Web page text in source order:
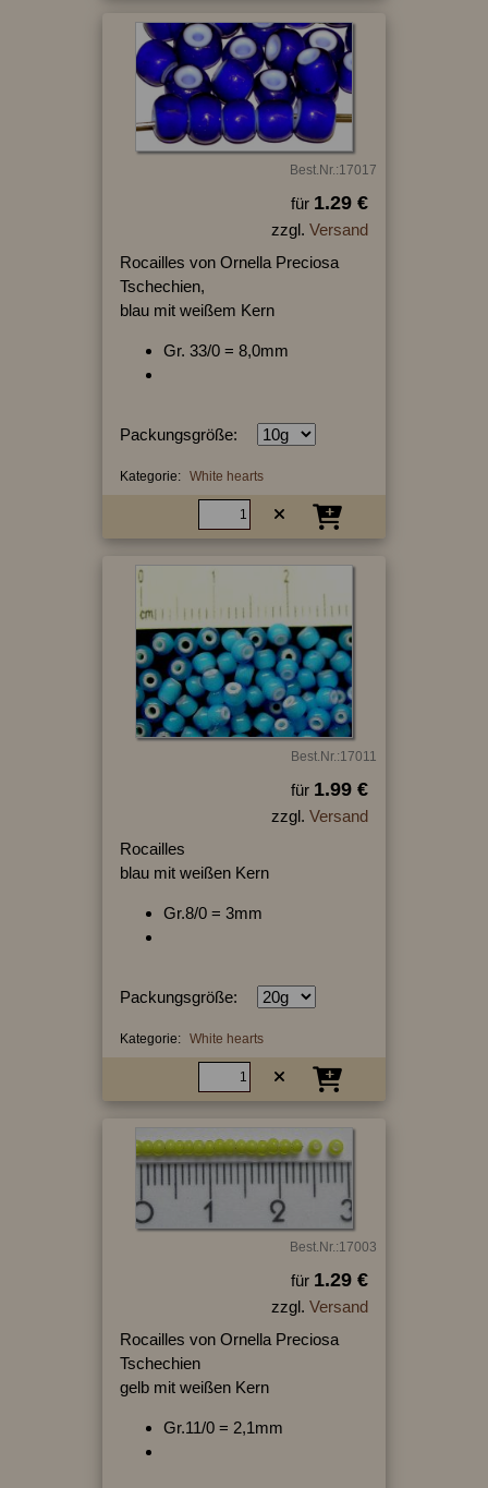
Best.Nr.:17017
für 1.29 €
zzgl. Versand
Rocailles von Ornella Preciosa
Tschechien,
blau mit weißem Kern
Gr. 33/0 = 8,0mm
Packungsgröße:
Kategorie: White hearts
Best.Nr.:17011
für 1.99 €
zzgl. Versand
Rocailles
blau mit weißen Kern
Gr.8/0 = 3mm
Packungsgröße:
Kategorie: White hearts
Best.Nr.:17003
für 1.29 €
zzgl. Versand
Rocailles von Ornella Preciosa
Tschechien
gelb mit weißen Kern
Gr.11/0 = 2,1mm